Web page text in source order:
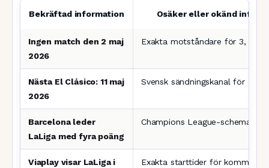
Bekräftad information Osäker eller okänd
Ingen match den 2 maj
2026
Exakta motståndare för 3, 10
Nästa El Clásico: 11 maj
2026
Svensk sändningskanal för El
Barcelona leder
LaLiga med fyra poäng
Champions League-schema för
Viaplay visar LaLiga i
Exakta starttider för